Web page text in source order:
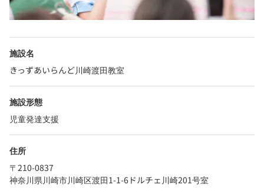
施設名
きっずあいらんど川崎渡田教室
施設形態
児童発達支援
住所
〒210-0837
神奈川県川崎市川崎区渡田1-1-6ドルチェ川崎201号室